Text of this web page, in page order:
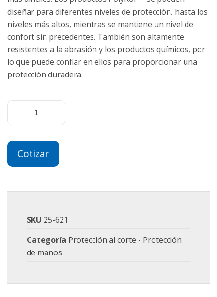
diseñar para diferentes niveles de protección, hasta los
niveles más altos, mientras se mantiene un nivel de
confort sin precedentes. También son altamente
resistentes a la abrasión y los productos químicos, por
lo que puede confiar en ellos para proporcionar una
protección duradera.
Cotizar
SKU 25-621
Categoría Protección al corte - Protección
de manos